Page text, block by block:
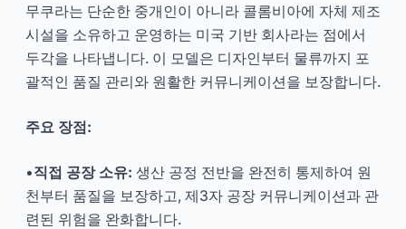
무쿠라는 단순한 중개인이 아니라 콜롬비아에 자체 제조
시설을 소유하고 운영하는 미국 기반 회사라는 점에서
두각을 나타냅니다. 이 모델은 디자인부터 물류까지 포
괄적인 품질 관리와 원활한 커뮤니케이션을 보장합니다.
주요 장점:
•직접 공장 소유: 생산 공정 전반을 완전히 통제하여 원
천부터 품질을 보장하고, 제3자 공장 커뮤니케이션과 관
련된 위험을 완화합니다.